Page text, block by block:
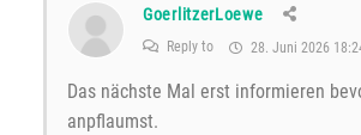
GoerlitzerLoewe
Reply to 28. Juni 2026
Das nächste Mal erst informieren
anpflaumst.